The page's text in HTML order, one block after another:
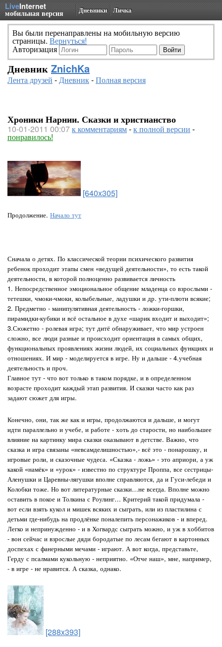
LiveInternet
мобильная версия Дневники Личка
Вы были перенаправлены на мобильную версию
страницы. Вернуться!
Авторизация
Дневник ZnichKa
Лента друзей -Дневник-Полная версия
Хроники Нарнии. Сказки и христианство
10-01-2011 00:07к комментариям-к полной версии -
понравилось!
[640x305]
Продолжение. Начало тут
Сначала о детях. По классической теории психического развития
ребенок проходит этапы смен «ведущей деятельности», то есть такой
деятельности, в которой полноценно развивается личность
1. Непосредственное эмоциональное общение младенца со взрослыми -
тетешки, чмоки-чмоки, колыбельные, ладушки и др. ути-плюти всякие;
2. Предметно - манипулятивная деятельность - ложки-горшки,
пирамидки-кубики и всё остальное в духе «шарик входит и выходит»;
3.Сюжетно - ролевая игра; тут дитё обнаруживает, что мир устроен
сложно, все люди разные и происходит ориентация в самых общих,
функциональных проявлениях жизни людей, их социальных функциях и
отношениях. И мир - моделируется в игре. Ну и дальше - 4.учебная
деятельность и проч.
Главное тут - что вот только в таком порядке, и в определенном
возрасте проходит каждый этап развития. И сказки часто как раз
задают сюжет для игры.
Конечно, они, так же как и игры, продолжаются и дальше, и могут
идти параллельно и учебе, и работе - хоть до старости, но наибольшее
влияние на картинку мира сказки оказывают в детстве. Важно, что
сказка и игра связаны «невсамделишностью»,- всё это - понарошку, и
игровые роли, и сказочные чудеса. «Сказка - ложь» - это априори, а уж
какой «намёк» и «урок» - известно по структуре Проппа, все сестрицы-
Аленушки и Царевны-лягушки вполне справляются, да и Гуси-лебеди и
Колобки тоже. Но вот литературные сказки…не всегда. Вполне можно
оставить в покое и Толкина с Роулинг… Критерий такой придумала -
вот если взять кукол и мишек всяких и сыграть, или из пластилина с
детьми где-нибудь на продлёнке поналепить персонажиков - и вперед.
Легко и непринужденно - и в Хогвардс сыграть можно, и уж в хоббитов
- вон сейчас и взрослые дяди бородатые по лесам бегают в картонных
доспехах с фанерными мечами - играют. А вот когда, представьте,
Герду с псалмами кукольную - неприятно. «Отче наш», мне, например,
- в игре - не нравится. А сказка, однако.
[288x393]